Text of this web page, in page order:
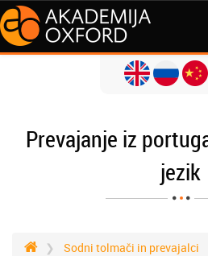
Prevajanje iz
jezik
Sodni tolmači in prevajalci